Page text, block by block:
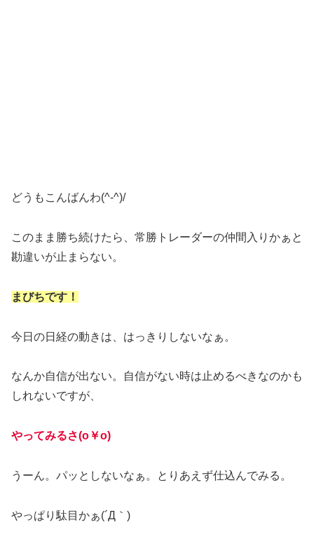
どうもこんばんわ(^-^)/
このまま勝ち続けたら、常勝トレーダーの仲間入りかぁと
勘違いが止まらない。
まびちです！
今日の日経の動きは、はっきりしないなぁ。
なんか自信が出ない。自信がない時は止めるべきなのかも
しれないですが、
やってみるさ(o￥o)
うーん。パッとしないなぁ。とりあえず仕込んでみる。
やっぱり駄目かぁ(´Д｀)